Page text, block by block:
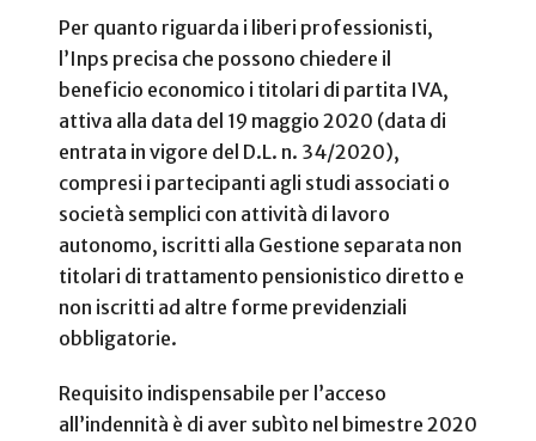
Per quanto riguarda i liberi professionisti,
l’Inps precisa che possono chiedere il
beneficio economico i titolari di partita IVA,
attiva alla data del 19 maggio 2020 (data di
entrata in vigore del D.L. n. 34/2020),
compresi i partecipanti agli studi associati o
società semplici con attività di lavoro
autonomo, iscritti alla Gestione separata non
titolari di trattamento pensionistico diretto e
non iscritti ad altre forme previdenziali
obbligatorie.
Requisito indispensabile per l’acceso
all’indennità è di aver subìto nel bimestre 2020